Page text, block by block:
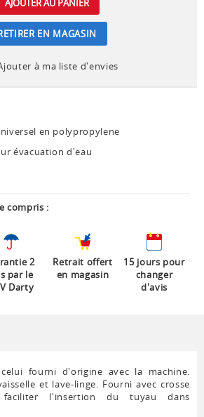
AJOUTER AU PANIER
EN MAGASIN
à ma liste d'envies
en polypropylene
évacuation d'eau
compris :
2
par le
Darty
Retrait offert
en magasin
15 jours pour
changer
d'avis
fourni d'origine avec la machine.
et lave-linge. Fourni avec crosse
l'insertion du tuyau dans